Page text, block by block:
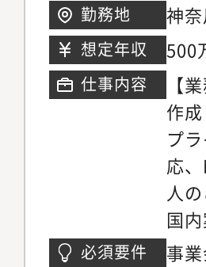
勤務地 神
想定年収
仕事内容
【
作
プ
応
人
国
し
必須要件 事